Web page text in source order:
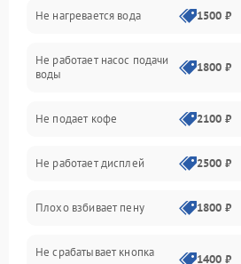
Включение и работа
Проблемы с водой
Проблемы с капучинатором и паром
Управление и электроника
Программное обеспечение
Не нагревается вода 1500 ₽
Не работает насос подачи
воды
1800 ₽
Не подает кофе 2100 ₽
Не работает дисплей 2500 ₽
Плохо взбивает пену 1800 ₽
Не срабатывает кнопка
1400 ₽